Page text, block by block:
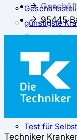
günstigste
Zusatzbeitrag
✅
Der große
Test für
Test für
Test für
Test für
95445
Techniker